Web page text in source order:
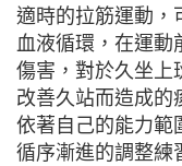
適時的拉筋運動，
血液循環，在運
傷害，對於久坐上
改善久站而造成的
依著自己的能力範
循序漸進的調整練